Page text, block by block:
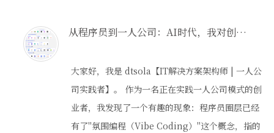
从程序员到一人公司：AI时代，我对创业的全新定义"氛围创业"
大家好，我是 dtsola【IT解决方案架构师 | 一人公
司实践者】。 作为一名正在实践一人公司模式的创
业者，我发现了一个有趣的现象：程序员圈层已经
有了"氛围编程（Vibe Coding）"这个概念，指的